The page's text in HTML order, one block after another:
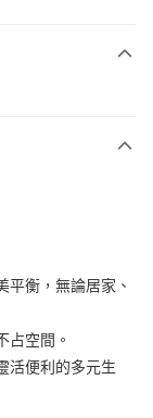
無須另外申請。
轉到大哥付的交易
平衡，無論居家、
占空間。
活便利的多元生